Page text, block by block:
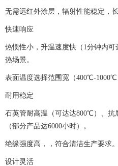
无需远红外涂层，辐射性能稳定，
快速响应
热惯性小，升温速度快（1分钟内
热场景。
表面温度选择范围宽（400℃-1000℃
耐用稳定
石英管耐高温（可达达800℃）、抗
（部分产品达6000小时）。
绝缘强度高，，符合清洁生产要求。
设计灵活